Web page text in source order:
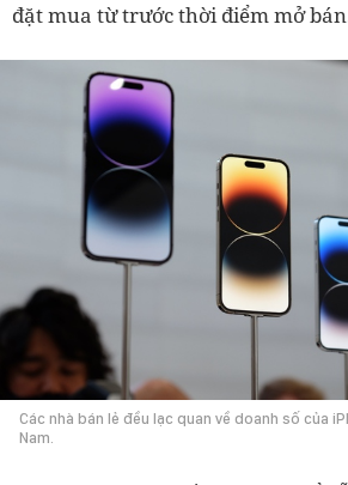
đặt mua từ trước thời điểm mở
Các nhà bán lẻ đều lạc quan về doanh số của
Nam.